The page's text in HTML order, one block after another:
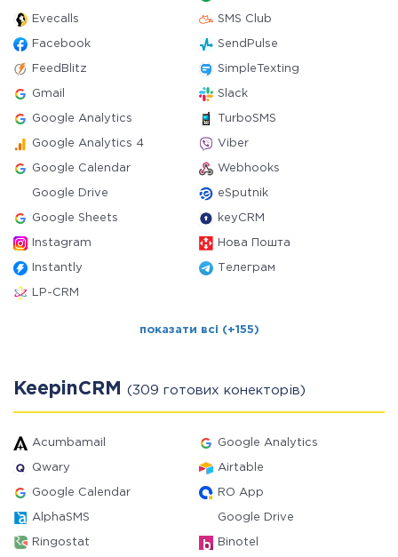
Evecalls SMS Club
Facebook SendPulse
FeedBlitz SimpleTexting
Gmail Slack
Google Analytics TurboSMS
Google Analytics 4 Viber
Google Calendar Webhooks
Google Drive eSputnik
Google Sheets keyCRM
Instagram Нова Пошта
Instantly Телеграм
LP-CRM
показати всі (+155)
KeepinCRM (309 готових конекторів)
Acumbamail Google Analytics
Qwary Airtable
Google Calendar RO App
AlphaSMS Google Drive
Ringostat Binotel